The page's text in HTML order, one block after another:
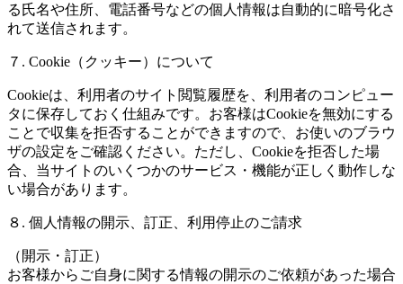
る氏名や住所、電話番号などの個人情報は自動的に暗号化さ
れて送信されます。
７. Cookie（クッキー）について
Cookieは、利用者のサイト閲覧履歴を、利用者のコンピュー
タに保存しておく仕組みです。お客様はCookieを無効にする
ことで収集を拒否することができますので、お使いのブラウ
ザの設定をご確認ください。ただし、Cookieを拒否した場
合、当サイトのいくつかのサービス・機能が正しく動作しな
い場合があります。
８. 個人情報の開示、訂正、利用停止のご請求
（開示・訂正）
お客様からご自身に関する情報の開示のご依頼があった場合